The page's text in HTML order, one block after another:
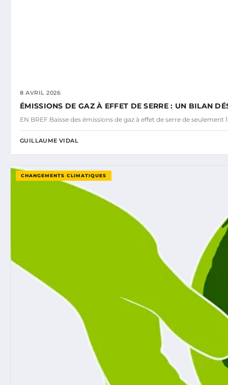
8 AVRIL 2026
ÉMISSIONS DE GAZ À EFFET DE SERRE : UN BILAN
EN BREF Baisse des émissions de gaz à effet de serre de seulement
GUILLAUME VIDAL
CHANGEMENTS CLIMATIQUES